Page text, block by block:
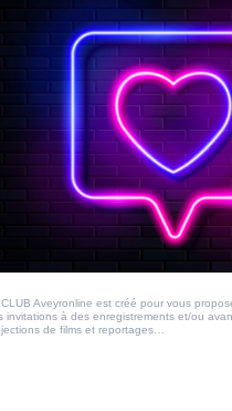
Aveyronline est créé pour vous
invitations à des enregistrements et/ou
de films et reportages…